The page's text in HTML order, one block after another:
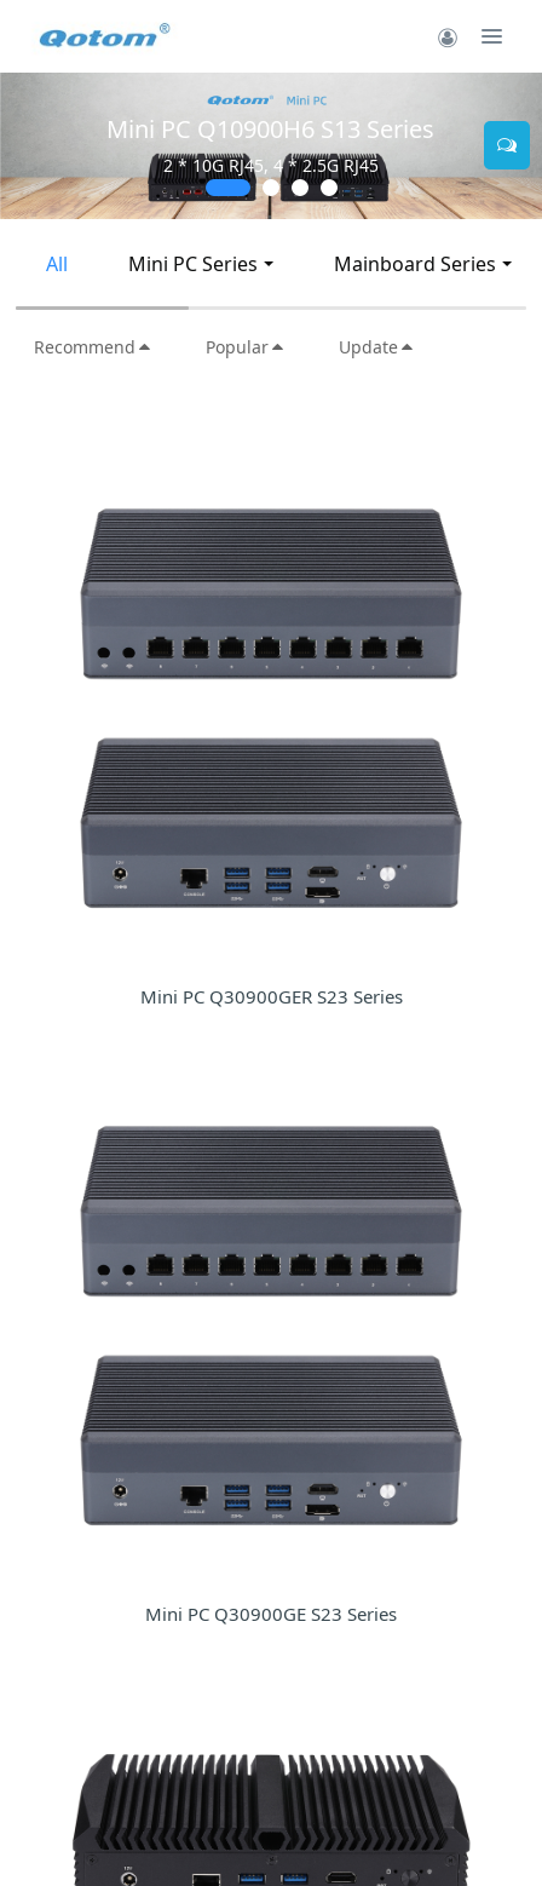
Mini PC Q30900SE S13 Series
2 * 10G SFP+, 6 * 2.5G RJ45
All Mini PC Series Mainboard Series
Recommend Popular Update
Mini PC Q30900GER S23 Series
Mini PC Q30900GE S23 Series